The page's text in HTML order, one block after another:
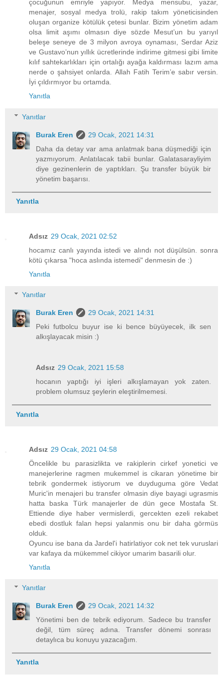
çocuğunun emriyle yapıyor. Medya mensubu, yazar,
menajer, sosyal medya trolü, rakip takım yöneticisinden
oluşan organize kötülük çetesi bunlar. Bizim yönetim adam
olsa limit aşımı olmasın diye sözde Mesut’un bu yarıyıl
beleşe seneye de 3 milyon avroya oynaması, Serdar Aziz
ve Gustavo’nun yıllık ücretlerinde indirime gitmesi gibi limite
kılıf sahtekarlıkları için ortalığı ayağa kaldırması lazım ama
nerde o şahsiyet onlarda. Allah Fatih Terim’e sabır versin.
İyi çıldırmıyor bu ortamda.
Yanıtla
Yanıtlar
Burak Eren
29 Ocak, 2021 14:31
Daha da detay var ama anlatmak bana düşmediği için
yazmıyorum. Anlatılacak tabii bunlar. Galatasarayliyim
diye gezinenlerin de yaptıkları. Şu transfer büyük bir
yönetim başarısı.
Yanıtla
Adsız 29 Ocak, 2021 02:52
hocamız canlı yayında istedi ve alındı not düşülsün. sonra
kötü çıkarsa "hoca aslında istemedi" denmesin de :)
Yanıtla
Yanıtlar
Burak Eren
29 Ocak, 2021 14:31
Peki futbolcu buyur ise ki bence büyüyecek, ilk sen
alkışlayacak misin :)
Adsız 29 Ocak, 2021 15:58
hocanın yaptığı iyi işleri alkışlamayan yok zaten.
problem olumsuz şeylerin eleştirilmemesi.
Yanıtla
Adsız 29 Ocak, 2021 04:58
Öncelikle bu parasizlikta ve rakiplerin cirkef yonetici ve
manejerlerine ragmen mukemmel is cikaran yönetime bir
tebrik gondermek istiyorum ve duyduguma göre Vedat
Muric'in menajeri bu transfer olmasin diye bayagi ugrasmis
hatta baska Türk manajerler de dün gece Mostafa St.
Ettiende diye haber vermislerdi, gercekten ezeli rekabet
ebedi dostluk falan hepsi yalanmis onu bir daha görmüs
olduk.
Oyuncu ise bana da Jardel'i hatirlatiyor cok net tek vuruslari
var kafaya da mükemmel cikiyor umarim basarili olur.
Yanıtla
Yanıtlar
Burak Eren
29 Ocak, 2021 14:32
Yönetimi ben de tebrik ediyorum. Sadece bu transfer
değil, tüm süreç adına. Transfer dönemi sonrası
detaylıca bu konuyu yazacağım.
Yanıtla